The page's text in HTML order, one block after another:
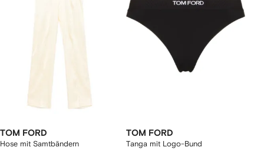
TOM FORD
Hose mit Samtbändern
TOM FORD
Tanga mit Logo-Bund